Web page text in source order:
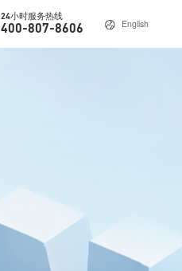
English
24小时服务热线
400-807-8606